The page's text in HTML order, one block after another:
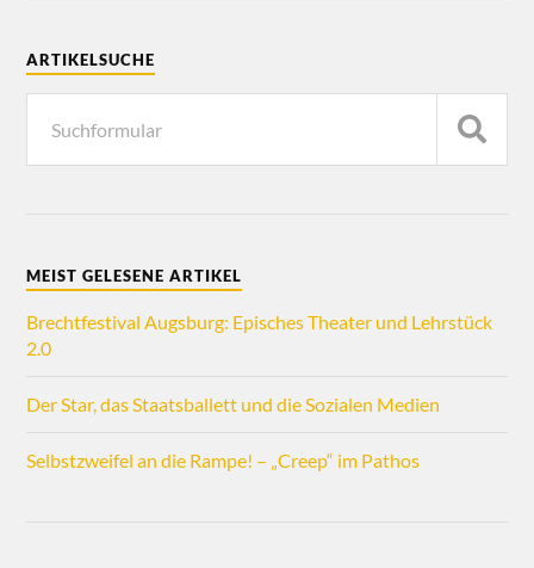
ARTIKELSUCHE
MEIST GELESENE ARTIKEL
Brechtfestival Augsburg: Episches Theater und Lehrstück
2.0
Der Star, das Staatsballett und die Sozialen Medien
Selbstzweifel an die Rampe! – „Creep“ im Pathos